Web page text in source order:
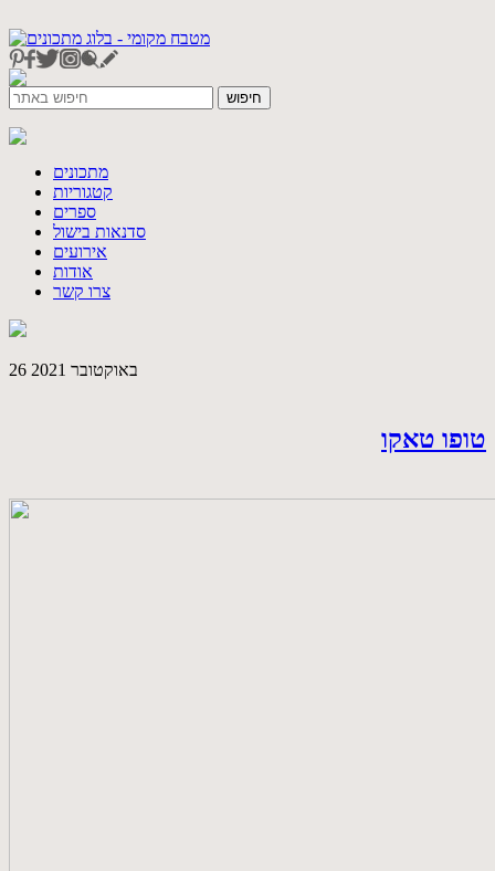
מתכונים
קטגוריות
ספרים
סדנאות בישול
אירועים
אודות
צרו קשר
26 באוקטובר 2021
טופו טאקו